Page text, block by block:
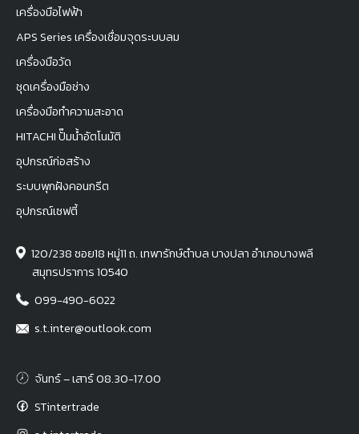
เครื่องมือไฟฟ้า
APS Series เครื่องเชื่อมจุดระบบลม
เครื่องมือวัด
ชุดเครื่องมือช่าง
เครื่องมือทำความสะอาด
HITACHI ปั๊มน้ำอัตโนมัติ
อุปกรณ์ก่อสร้าง
ระบบพุกฝังคอนกรีต
อุปกรณ์เซฟตี้
120/238 ซอย18 หมู่11 ถ. เทพารักษ์ตำบล บางปลา อำเภอบางพลี
สมุทรปราการ 10540
099-490-6022
s.t.inter@outlook.com
จันทร์ – เสาร์ 08.30-17.00
STintertrade